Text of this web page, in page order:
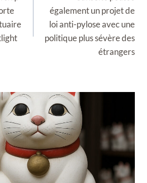
également un projet de
loi anti-pylose avec une
politique plus sévère des
étrangers